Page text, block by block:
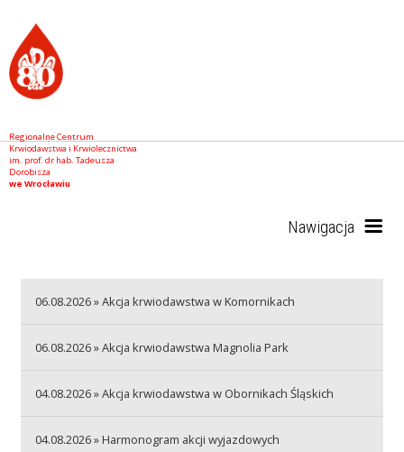
Regionalne Centrum
Krwiodawstwa i Krwiolecznictwa
im. prof. dr hab. Tadeusza
Dorobisza
we Wrocławiu
Nawigacja
Akcje wyjazdowe
06.08.2026 » Akcja krwiodawstwa w Komornikach
06.08.2026 » Akcja krwiodawstwa Magnolia Park
04.08.2026 » Akcja krwiodawstwa w Obornikach Śląskich
04.08.2026 » Harmonogram akcji wyjazdowych